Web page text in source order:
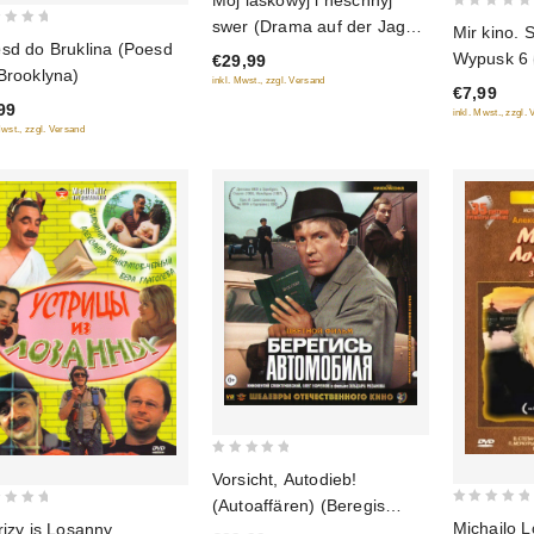
do Bruklina (Poesd
zzgl. Versand
out of 5
swer (Drama auf der Jagd)
(Blu-Ray)
€29,99
inkl. Mwst., zzgl. Versand
of
5
Mir kino.
Wypusk 6
diske)
€7,99
inkl. Mwst., zzgl.
is Losanny
of
Vorsicht, Autodieb!
(Autoaffären) (Beregis
Michajlo